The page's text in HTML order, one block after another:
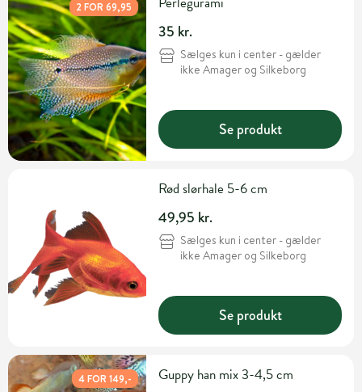
2 FOR 69,95
35 kr.
Sælges kun i center - gælder
ikke Amager og Silkeborg
Se produkt
Rød slørhale 5-6 cm
49,95 kr.
Sælges kun i center - gælder
ikke Amager og Silkeborg
Se produkt
4 FOR 149,- Guppy han mix 3-4,5 cm